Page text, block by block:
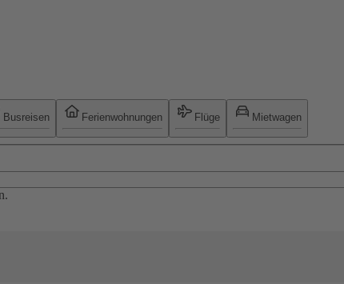
Busreisen Ferienwohnungen Flüge Mietwagen